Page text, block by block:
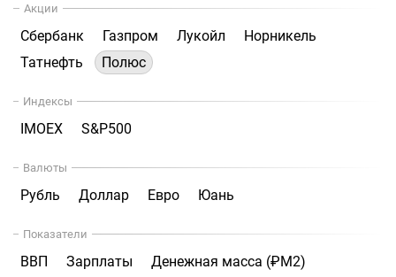
Акции
Сбербанк Газпром Лукойл
Норникель
Татнефть
Полюс
Индексы
IMOEX S&P500
Валюты
Рубль Доллар Евро Юань
Показатели
ВВП Зарплаты
Денежная масса (₽М2)